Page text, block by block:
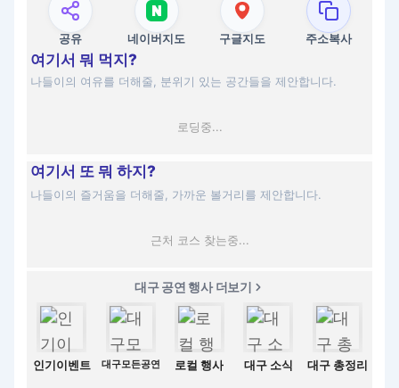
공유 네이버지도 구글지도 주소복사
여기서 뭐 먹지?
나들이의 여유를 더해줄, 분위기 있는 공간들을 제안합니다.
로딩중...
여기서 또 뭐 하지?
나들이의 즐거움을 더해줄, 가까운 볼거리를 제안합니다.
근처 코스 찾는중...
대구 공연 행사 더보기
인기이벤트 대구모든공연 로컬 행사 대구 소식 대구 총정리